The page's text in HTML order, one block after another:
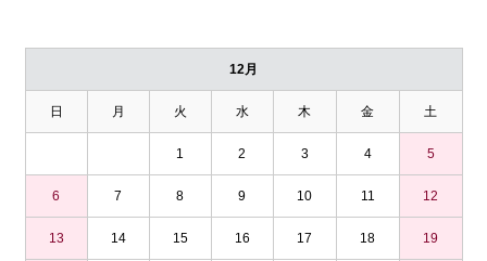
12月
日 月 火 水 木 金 土
1 2 3 4 5
6 7 8 9 10 11 12
13 14 15 16 17 18 19